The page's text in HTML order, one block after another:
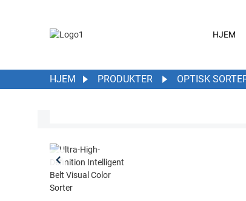
HJEM
HJEM PRODUKTER OPTISK